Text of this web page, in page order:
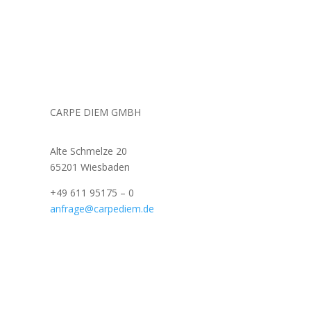
CARPE DIEM GMBH
Alte Schmelze 20
65201 Wiesbaden
+49 611 95175 – 0
anfrage@carpediem.de